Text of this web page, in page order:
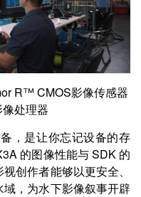
R™ CMOS影像传感器
处理器
，是让你忘记设备的存
的图像性能与 SDK 的
创作者能够以更安全、
，为水下影像叙事开辟